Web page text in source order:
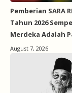
Pemberian SARA
Tahun 2026
Merdeka Adalah
August 7, 2026